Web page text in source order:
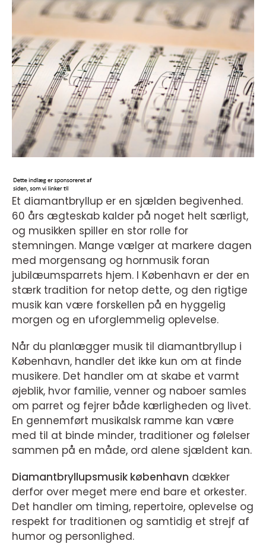
Et diamantbryllup er en sjælden begivenhed.
60 års ægteskab kalder på noget helt særligt,
og musikken spiller en stor rolle for
stemningen. Mange vælger at markere dagen
med morgensang og hornmusik foran
jubilæumsparrets hjem. I København er der en
stærk tradition for netop dette, og den rigtige
musik kan være forskellen på en hyggelig
morgen og en uforglemmelig oplevelse.
Når du planlægger musik til diamantbryllup i
København, handler det ikke kun om at finde
musikere. Det handler om at skabe et varmt
øjeblik, hvor familie, venner og naboer samles
om parret og fejrer både kærligheden og livet.
En gennemført musikalsk ramme kan være
med til at binde minder, traditioner og følelser
sammen på en måde, ord alene sjældent kan.
Diamantbryllupsmusik københavn dækker
derfor over meget mere end bare et orkester.
Det handler om timing, repertoire, oplevelse og
respekt for traditionen og samtidig et strejf af
humor og personlighed.